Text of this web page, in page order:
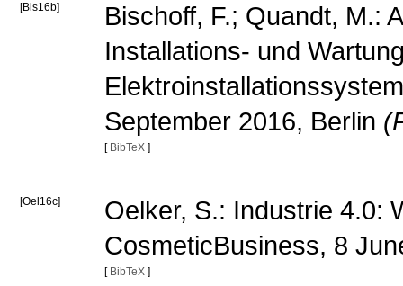
[Bis16b]
Bischoff, F.; Quandt, M.:
Installations- und
September 2016, Berlin
[ BibTeX ]
[Oel16c]
Oelker, S.: Industrie 4.0:
CosmeticBusiness, 8
[ BibTeX ]